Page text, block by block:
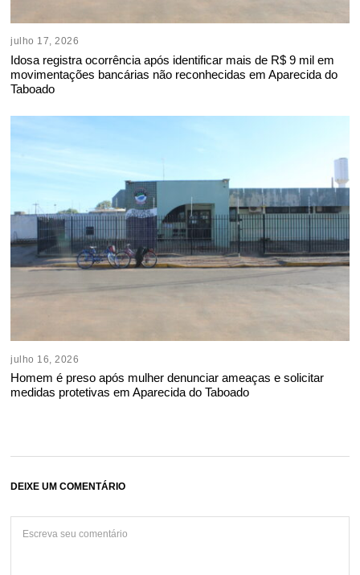
julho 17, 2026
Idosa registra ocorrência após identificar mais de R$ 9 mil em
movimentações bancárias não reconhecidas em Aparecida do
Taboado
julho 16, 2026
Homem é preso após mulher denunciar ameaças e solicitar
medidas protetivas em Aparecida do Taboado
DEIXE UM COMENTÁRIO